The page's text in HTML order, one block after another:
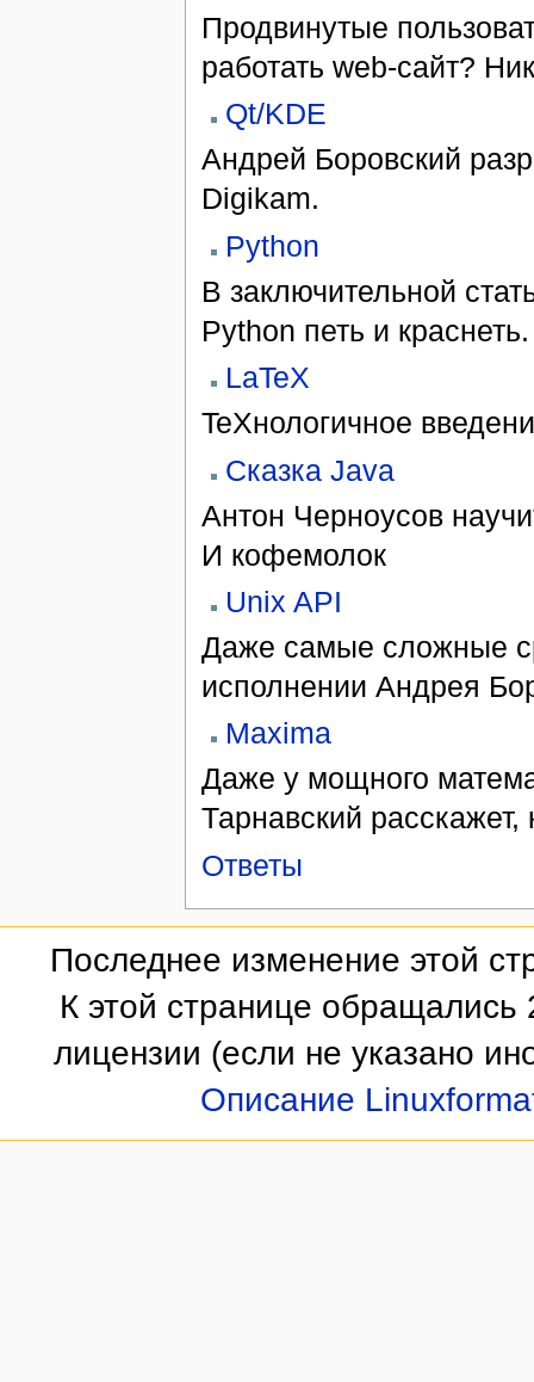
Продвинутые
работать web-сайт?
Qt/KDE
Андрей Боровский
Digikam.
Python
В заключительной
Python петь и краснеть.
LaTeX
TeXнологичное
Сказка Java
Антон Черноусов
И кофемолок
Unix API
Даже самые сложные
исполнении Андрея
Maxima
Даже у мощного
Тарнавский
Ответы
Последнее изменение этой
К этой странице обращались
лицензии (если не указано
Описание